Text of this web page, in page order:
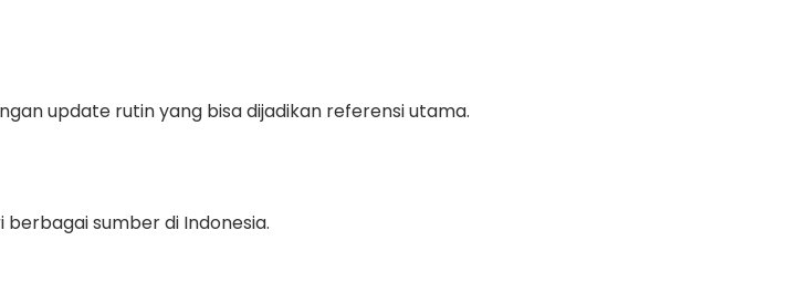
update rutin yang bisa dijadikan referensi utama.
sumber di Indonesia.